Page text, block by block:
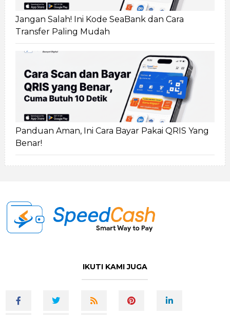
Jangan Salah! Ini Kode SeaBank dan Cara
Transfer Paling Mudah
Panduan Aman, Ini Cara Bayar Pakai QRIS Yang
Benar!
IKUTI KAMI JUGA